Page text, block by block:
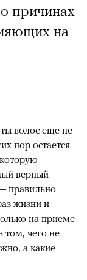
причинах
на
волос еще не
пор остается
верный
правильно
жизни и
на приеме
том, чего не
а какие